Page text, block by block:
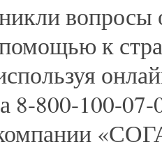
к
8-800-100-